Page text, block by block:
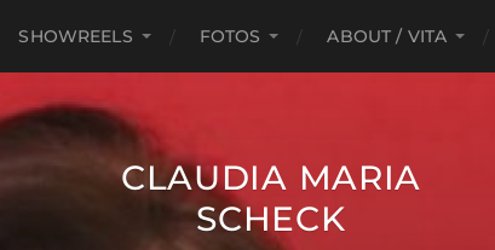
SHOWREELS FOTOS ABOUT / VITA
CLAUDIA MARIA
SCHECK